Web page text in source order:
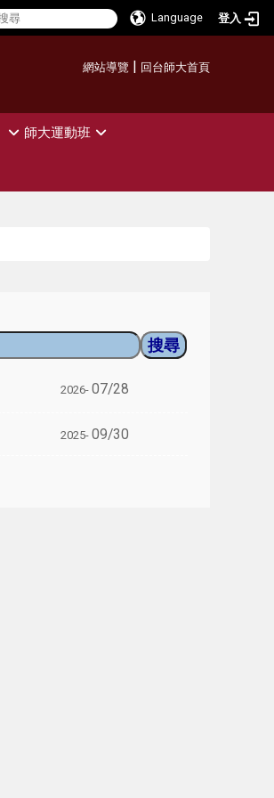
Language 登入
網站導覽 | 回台師大首頁
師大運動班
2026- 07/28
2025- 09/30